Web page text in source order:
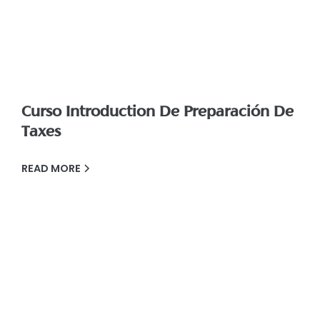
Curso Introduction De Preparación De
Taxes
READ MORE